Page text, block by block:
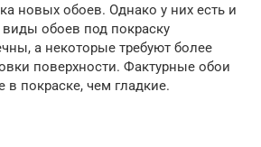
новых обоев. Однако у них есть и
обоев под покраску
а некоторые требуют более
поверхности. Фактурные обои
в покраске, чем гладкие.